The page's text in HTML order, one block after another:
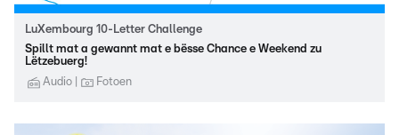
LuXembourg 10-Letter Challenge
Spillt mat a gewannt mat e bësse Chance e Weekend zu
Lëtzebuerg!
Audio
Fotoen